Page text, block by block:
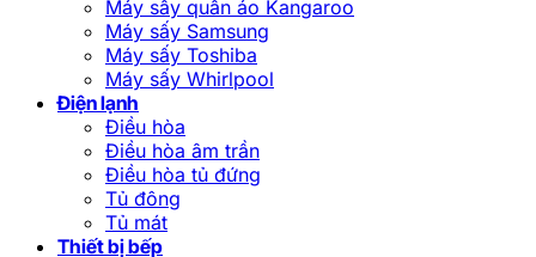
Máy sấy quần áo Kangaroo
Máy sấy Samsung
Máy sấy Toshiba
Máy sấy Whirlpool
Điện lạnh
Điều hòa
Điều hòa âm trần
Điều hòa tủ đứng
Tủ đông
Tủ mát
Thiết bị bếp